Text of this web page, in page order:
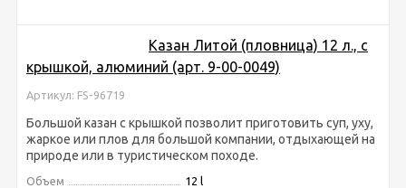
Казан Литой (пловница) 12 л., с
крышкой, алюминий (арт. 9-00-0049)
Артикул: FS-96719
Большой казан с крышкой позволит приготовить суп, уху,
жаркое или плов для большой компании, отдыхающей на
природе или в туристическом походе.
Объем 12 l